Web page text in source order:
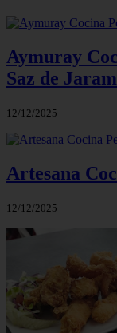
Aymuray
Saz de
12/12/2025
Artesana
12/12/2025